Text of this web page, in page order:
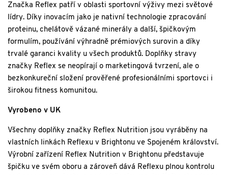
Značka Reflex patří v oblasti sportovní výživy mezi světové
lídry. Díky inovacím jako je nativní technologie zpracování
proteinu, chelátově vázané minerály a další, špičkovým
formulím, používání výhradně prémiových surovin a díky
trvalé garanci kvality u všech produktů. Doplňky stravy
značky Reflex se neopírají o marketingová tvrzení, ale o
bezkonkureční složení prověřené profesionálními sportovci i
širokou fitness komunitou.
Vyrobeno v UK
Všechny doplňky značky Reflex Nutrition jsou vyráběny na
vlastních linkách Reflexu v Brightonu ve Spojeném království.
Výrobní zařízení Reflex Nutrition v Brightonu představuje
špičku ve svém oboru a zároveň dává Reflexu plnou kontrolu